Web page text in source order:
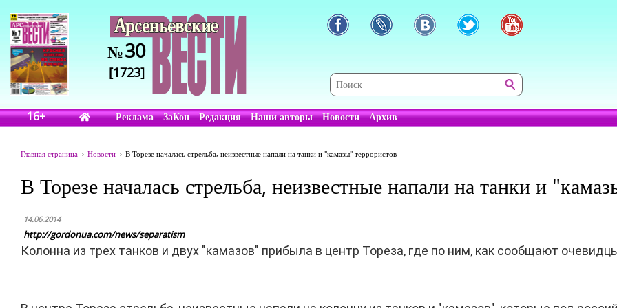
№30
[1723]
16+ Реклама ЗаКон Редакция Наши авторы Новости Архив
Главная страница Новости В Торезе началась стрельба, неизвестные напали на танки и "камазы" террористов
В Торезе началась стрельба, неизвестные напали на танки и
14.06.2014
http://gordonua.com/news/separatism
Колонна из трех танков и двух "камазов" прибыла в центр Тореза, где по ним, как сообщают